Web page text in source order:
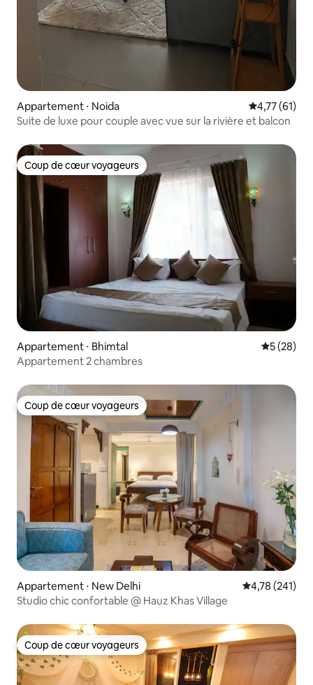
Appartement ⋅ Noida Évaluation
4,77 (61)
Suite de luxe pour couple avec vue sur la rivière et balcon
Coup de cœur voyageurs
Coup de cœur voyageurs
Appartement ⋅ Bhimtal
5 (28)
Appartement 2 chambres
Coup de cœur voyageurs
Coup de cœur voyageurs
Appartement ⋅ New Delhi Évaluation
4,78 (241)
Studio chic confortable @ Hauz Khas Village
Coup de cœur voyageurs
Coup de cœur voyageurs